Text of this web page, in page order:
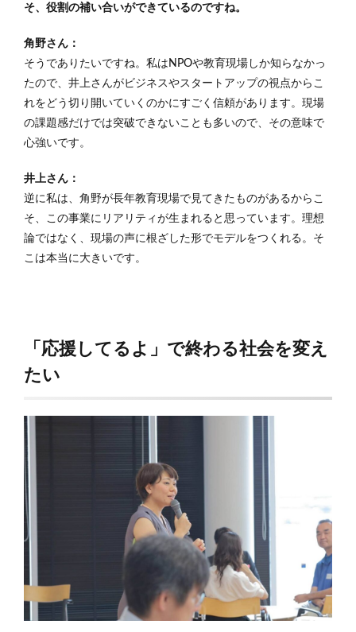
そ、役割の補い合いができているのですね。
角野さん：
そうでありたいですね。私はNPOや教育現場しか知らなかっ
たので、井上さんがビジネスやスタートアップの視点からこ
れをどう切り開いていくのかにすごく信頼があります。現場
の課題感だけでは突破できないことも多いので、その意味で
心強いです。
井上さん：
逆に私は、角野が長年教育現場で見てきたものがあるからこ
そ、この事業にリアリティが生まれると思っています。理想
論ではなく、現場の声に根ざした形でモデルをつくれる。そ
こは本当に大きいです。
「応援してるよ」で終わる社会を変え
たい